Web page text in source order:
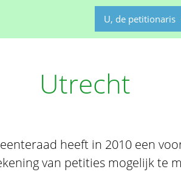
U, de petitionaris
Utrecht
heeft in 2010 een
van petities mogelijk te